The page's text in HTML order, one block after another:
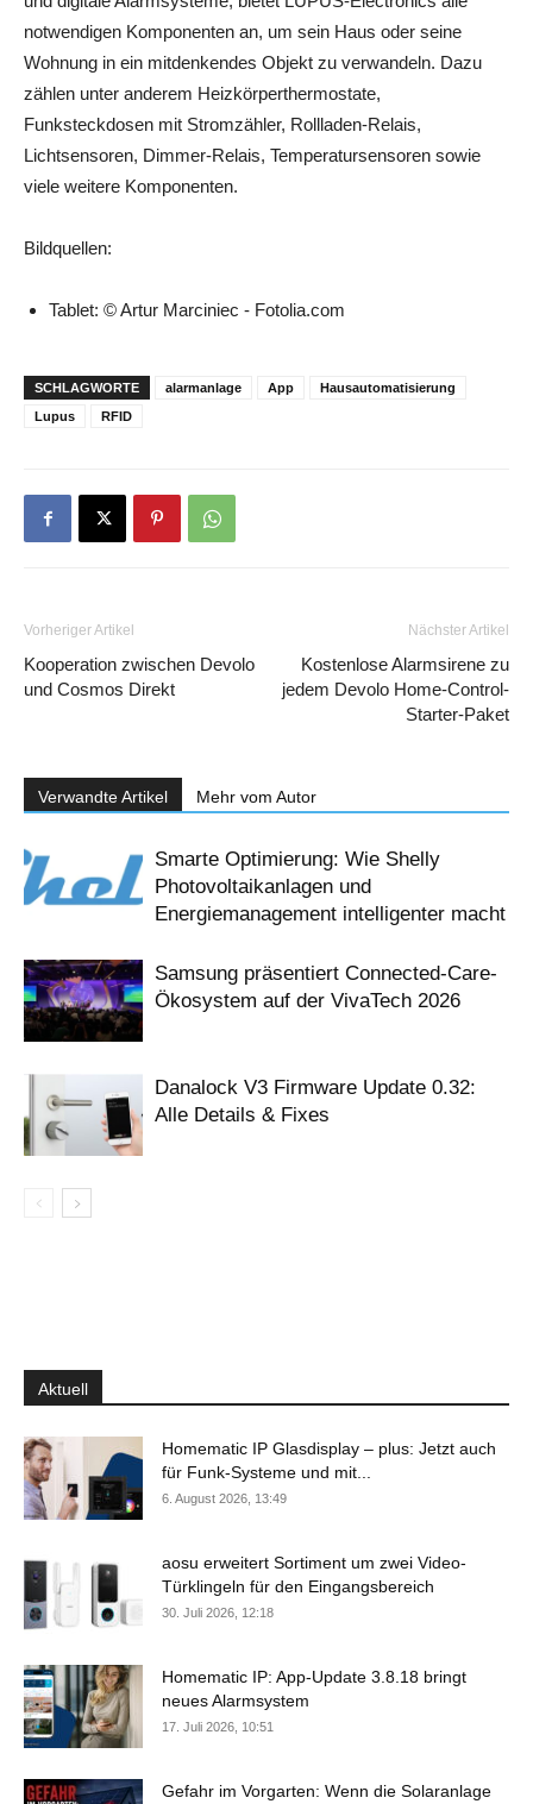
notwendigen Komponenten an, um sein Haus oder seine
Wohnung in ein mitdenkendes Objekt zu verwandeln. Dazu
zählen unter anderem Heizkörperthermostate,
Funksteckdosen mit Stromzähler, Rollladen-Relais,
Lichtsensoren, Dimmer-Relais, Temperatursensoren sowie
viele weitere Komponenten.
Bildquellen:
Tablet: © Artur Marciniec - Fotolia.com
SCHLAGWORTE alarmanlage App
Hausautomatisierung
Lupus
RFID
Vorheriger Artikel
Kooperation zwischen Devolo
und Cosmos Direkt
Nächster Artikel
Kostenlose Alarmsirene zu
jedem Devolo Home-Control-
Starter-Paket
Verwandte Artikel Mehr vom Autor
Smarte Optimierung: Wie Shelly
Photovoltaikanlagen und
Energiemanagement intelligenter macht
Samsung präsentiert Connected-Care-
Ökosystem auf der VivaTech 2026
Danalock V3 Firmware Update 0.32:
Alle Details & Fixes
Aktuell
Homematic IP Glasdisplay – plus: Jetzt auch
für Funk-Systeme und mit...
6. August 2026, 13:49
aosu erweitert Sortiment um zwei Video-
Türklingeln für den Eingangsbereich
30. Juli 2026, 12:18
Homematic IP: App-Update 3.8.18 bringt
neues Alarmsystem
17. Juli 2026, 10:51
Gefahr im Vorgarten: Wenn die Solaranlage